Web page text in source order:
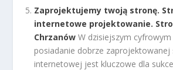
Zaprojektujemy twoją stronę.
internetowe projektowanie.
Chrzanów W dzisiejszym cyfrowym
posiadanie dobrze zaprojektowanej
internetowej jest kluczowe dla